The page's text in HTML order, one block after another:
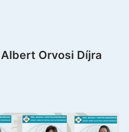
Orvosi Díjra